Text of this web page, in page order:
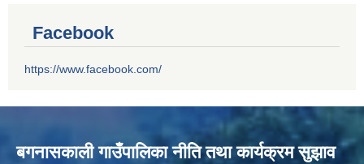
Facebook
https://www.facebook.com/
बगनासकाली गाउँपालिका नीति तथा कार्यक्रम सुझाव